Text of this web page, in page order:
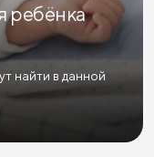
ребёнка
найти в данной